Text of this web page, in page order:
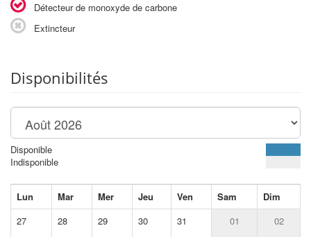
Détecteur de monoxyde de carbone
Extincteur
Disponibilités
Disponible
Indisponible
Lun Mar Mer Jeu Ven Sam
Dim
27
28 29 30 31 01 02